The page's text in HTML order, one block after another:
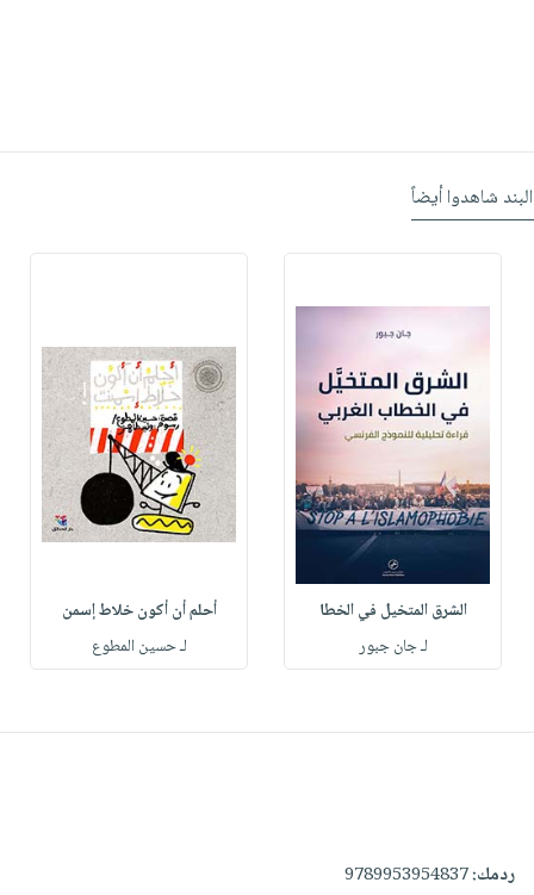
شاهدوا أيضاً
الشرق المتخيل في الخطا
لـ جان جبور
أحلم أن أكون خلاط إسمن
لـ حسين المطوع
ردمك:9789953954837